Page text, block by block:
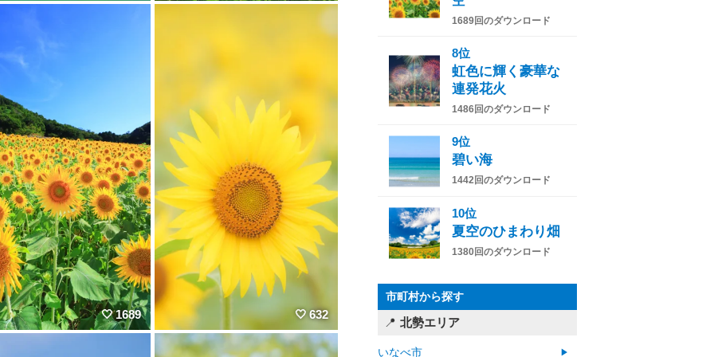
1689 632
1689回のダウンロード
8位
虹色に輝く豪華な
連発花火
1486回のダウンロード
9位
碧い海
1442回のダウンロード
10位
夏空のひまわり畑
1380回のダウンロード
市町村から探す
北勢エリア
いなべ市